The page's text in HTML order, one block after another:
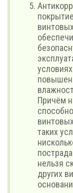
условиях
Причём
таких
нельзя
других